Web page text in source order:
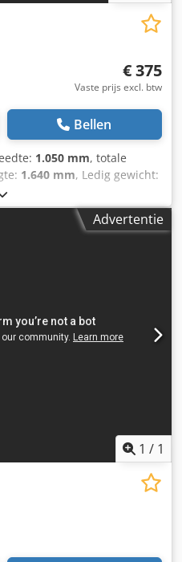
€ 375
Vaste prijs excl. btw
Bellen
1.050 mm, totale
1.640 mm, Ledig gewicht:
Nee - CE certificaat
[kW]: 2.2 -
Uitvoerdiameter [mm]: 350 -
van alles in de industriële
Advertentie
1 / 1